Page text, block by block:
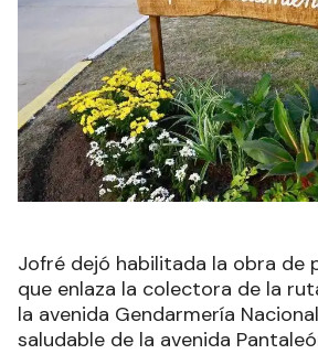
Jofré dejó habilitada la obra de
que enlaza la colectora de la
la avenida Gendarmería
saludable de la avenida